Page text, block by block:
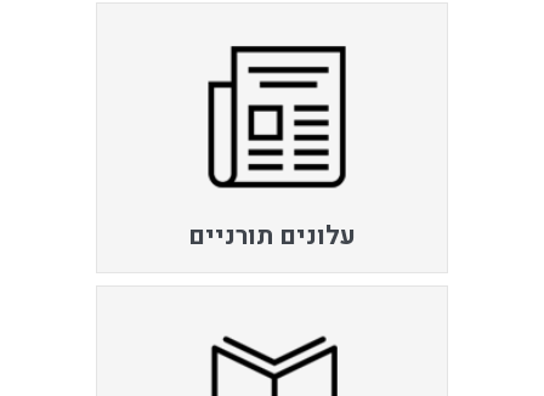
עלונים תורניים